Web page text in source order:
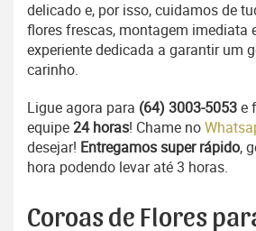
delicado e, por isso, cuidamos de
flores frescas, montagem imediata
experiente dedicada a garantir um
carinho.
Ligue agora para (64) 3003-5053e
equipe24 horas! Chame no
desejar! Entregamos super rápido,
hora podendo levar até 3 horas.
Coroas de Flores